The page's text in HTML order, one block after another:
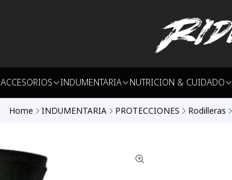
ACCESORIOS INDUMENTARIA NUTRICION & CUIDADO
Home INDUMENTARIA PROTECCIONES Rodilleras